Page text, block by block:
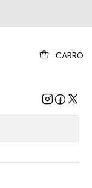
CARRO
2024